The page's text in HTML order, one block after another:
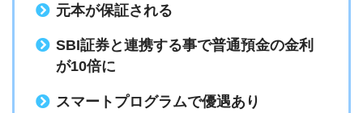
元本が保証される
SBI証券と連携する事で普通預金の金利
が10倍に
スマートプログラムで優遇あり